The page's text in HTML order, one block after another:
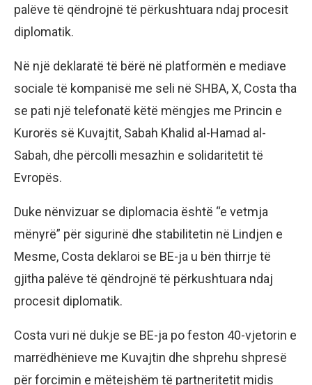
palëve të qëndrojnë të përkushtuara ndaj procesit
diplomatik.
Në një deklaratë të bërë në platformën e mediave
sociale të kompanisë me seli në SHBA, X, Costa tha
se pati një telefonatë këtë mëngjes me Princin e
Kurorës së Kuvajtit, Sabah Khalid al-Hamad al-
Sabah, dhe përcolli mesazhin e solidaritetit të
Evropës.
Duke nënvizuar se diplomacia është “e vetmja
mënyrë” për sigurinë dhe stabilitetin në Lindjen e
Mesme, Costa deklaroi se BE-ja u bën thirrje të
gjitha palëve të qëndrojnë të përkushtuara ndaj
procesit diplomatik.
Costa vuri në dukje se BE-ja po feston 40-vjetorin e
marrëdhënieve me Kuvajtin dhe shprehu shpresë
për forcimin e mëtejshëm të partneritetit midis